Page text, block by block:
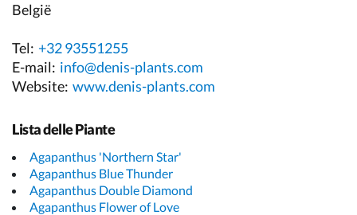
België
Tel: +32 93551255
E-mail: info@denis-plants.com
Website: www.denis-plants.com
Lista delle Piante
Agapanthus 'Northern Star'
Agapanthus Blue Thunder
Agapanthus Double Diamond
Agapanthus Flower of Love